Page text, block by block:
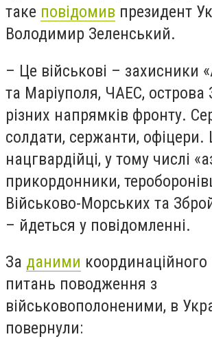
таке повідомив президент
Володимир Зеленський.
– Це військові – захисники
та Маріуполя, ЧАЕС, острова
різних напрямків фронту.
солдати, сержанти, офіцери.
нацгвардійці, у тому числі
прикордонники,
Військово-Морських та
– йдеться у повідомленні.
За даними
питань поводження з
військовополоненими, в
повернули: